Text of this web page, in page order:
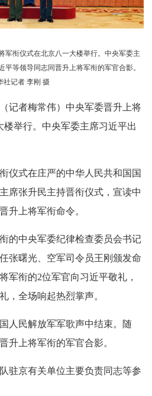
军衔仪式在北京八一大楼举行。中央军委主
平等领导同志同晋升上将军衔的军官合影。
社记者 李刚 摄
记者梅常伟）中央军委晋升上将
举行。中央军委主席习近平出
仪式在庄严的中华人民共和国国
席张升民主持晋衔仪式，宣读中
升上将军衔命令。
的中央军委纪律检查委员会书记
张曙光、空军司令员王刚颁发命
军衔的2位军官向习近平敬礼，
，全场响起热烈掌声。
人民解放军军歌声中结束。随
升上将军衔的军官合影。
驻京有关单位主要负责同志等参